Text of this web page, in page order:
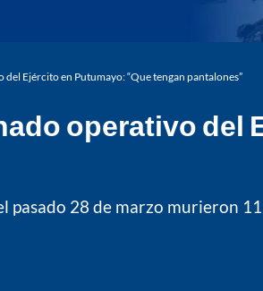
Ejército en Putumayo: “Que tengan pantalones”
operativo del
pasado 28 de marzo murieron